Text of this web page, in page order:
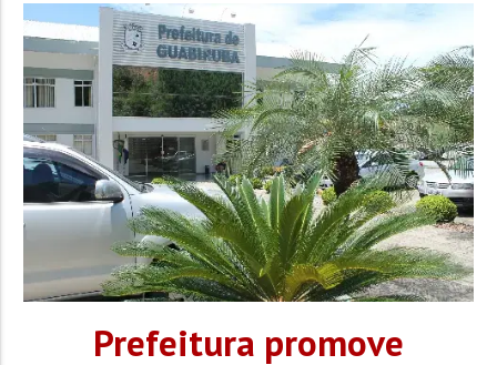
fevereiro, tem como objetivo trabalhar a...
Prefeitura promove